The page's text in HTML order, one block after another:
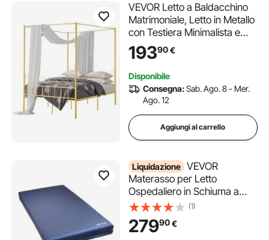
VEVOR Letto a Baldacchino
Matrimoniale, Letto in Metallo
con Testiera Minimalista e
Design a Baldacchino,
Robusto Supporto a Doghe in
Acciaio Rotondo, Non
Necessita di Materasso a
Molle, Oro
19390€
Disponibile
Consegna:Sab. Ago. 8 - Mer.
Ago. 12
Aggiungi al carrello
Liquidazione VEVOR
Materasso per Letto
Ospedaliero in Schiuma a
Doppio Strato, Capacità
226,8 kg, con Ridistribuzione
della Pressione,
(1)
27990€